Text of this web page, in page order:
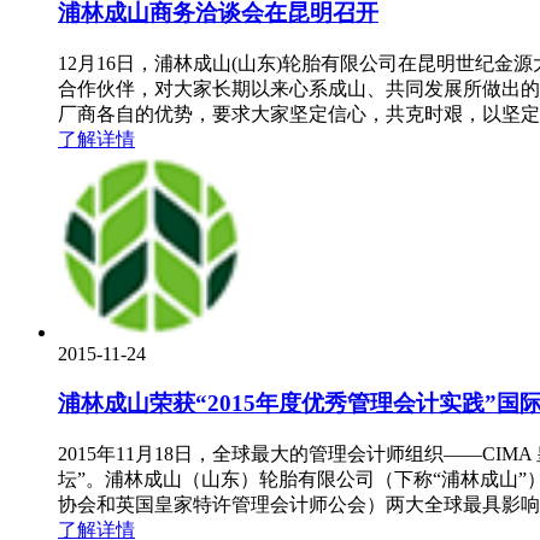
浦林成山商务洽谈会在昆明召开
12月16日，浦林成山(山东)轮胎有限公司在昆明世纪金
合作伙伴，对大家长期以来心系成山、共同发展所做出
厂商各自的优势，要求大家坚定信心，共克时艰，以坚
了解详情
2015-11-24
浦林成山荣获“2015年度优秀管理会计实践”国
2015年11月18日，全球最大的管理会计师组织——CIMA
坛”。浦林成山（山东）轮胎有限公司（下称“浦林成山
协会和英国皇家特许管理会计师公会）两大全球最具影
了解详情